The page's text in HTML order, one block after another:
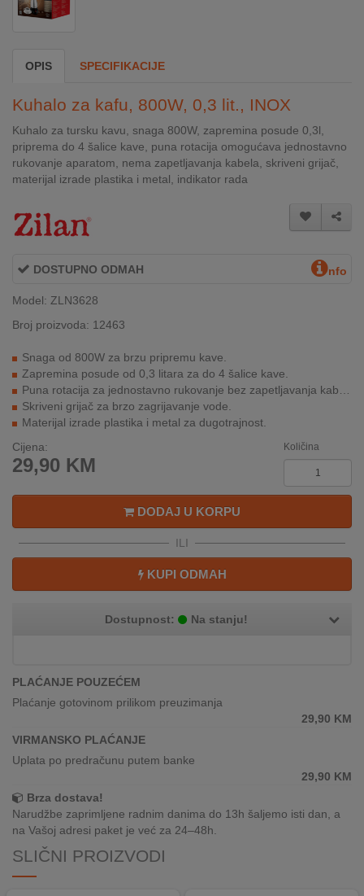
&
GAME
INTERNO
MOJ
BRENDOVI
NOVO
U
PONUDI
KUPOVINA
I
KAKO
IZ
OZNAKE
ENERGETSKE
UČINKOVITOSTI
OPIS SPECIFIKACIJE
Kuhalo za kafu, 800W, 0,3 lit., INOX
Kuhalo za tursku kavu, snaga 800W, zapremina posude 0,3l,
priprema do 4 šalice kave, puna rotacija omogućava jednostavno
rukovanje aparatom, nema zapetljavanja kabela, skriveni grijač,
materijal izrade plastika i metal, indikator rada
DOSTUPNO ODMAH nfo
Model: ZLN3628
Broj proizvoda: 12463
Snaga od 800W za brzu pripremu kave.
Zapremina posude od 0,3 litara za do 4 šalice kave.
Puna rotacija za jednostavno rukovanje bez zapetljavanja kabela.
Skriveni grijač za brzo zagrijavanje vode.
Materijal izrade plastika i metal za dugotrajnost.
Cijena:
29,90 KM
Količina
DODAJ U KORPU
ILI
KUPI ODMAH
Dostupnost: Na stanju!
PLAĆANJE POUZEĆEM
Plaćanje gotovinom prilikom preuzimanja
29,90 KM
VIRMANSKO PLAĆANJE
Uplata po predračunu putem banke
29,90 KM
Brza dostava!
Narudžbe zaprimljene radnim danima do 13h šaljemo isti dan, a
na Vašoj adresi paket je već za 24–48h.
SLIČNI PROIZVODI